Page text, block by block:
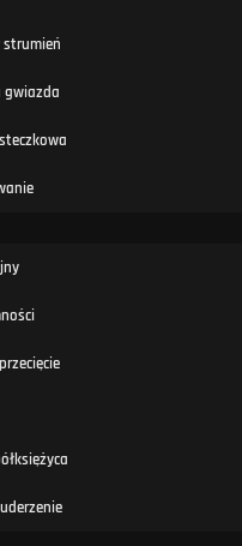
strumień
gwiazda